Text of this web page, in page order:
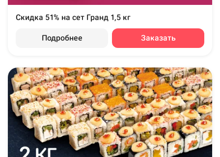
Скидка 51% на сет Гранд 1,5 кг
Подробнее Заказать